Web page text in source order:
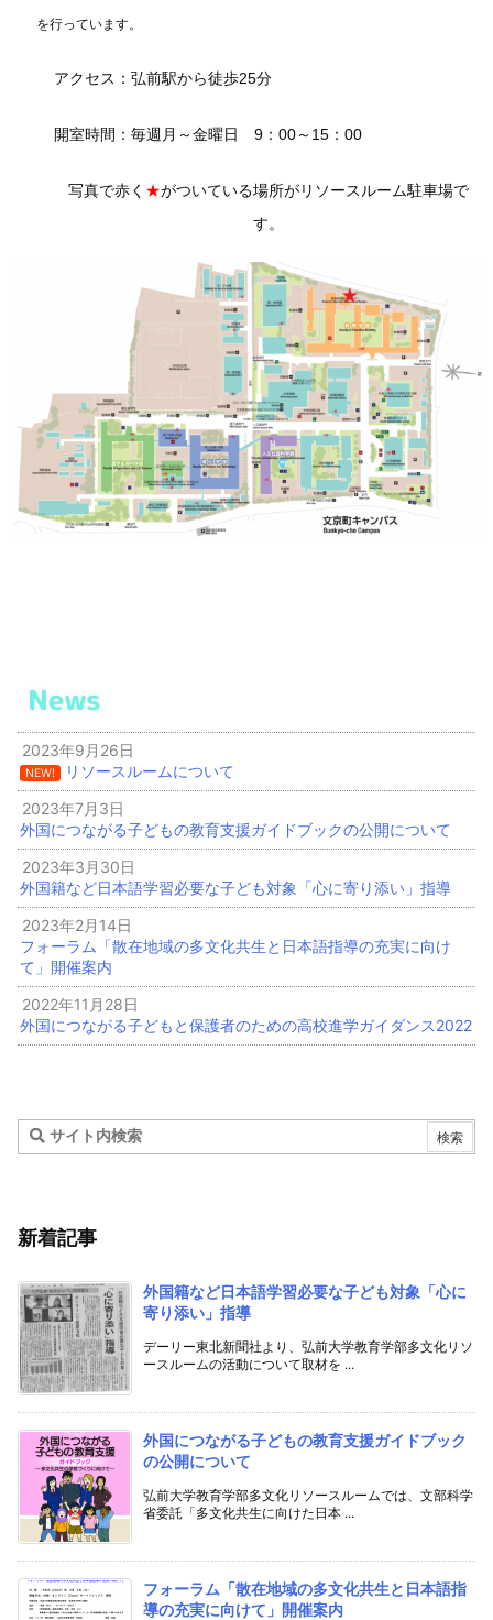
を行っています。
アクセス：弘前駅から徒歩25分
開室時間：毎週月～金曜日 9：00～15：00
写真で赤く ★がついている場所がリソースルーム駐車場で
す。
2023年9月26日
NEW!
リソースルームについて
2023年7月3日
外国につながる子どもの教育支援ガイドブックの公開について
2023年3月30日
外国籍など日本語学習必要な子ども対象「心に寄り添い」指導
2023年2月14日
フォーラム「散在地域の多文化共生と日本語指導の充実に向け
て」開催案内
2022年11月28日
外国につながる子どもと保護者のための高校進学ガイダンス2022
新着記事
外国籍など日本語学習必要な子ども対象「心に
寄り添い」指導
デーリー東北新聞社より、弘前大学教育学部多文化リソ
ースルームの活動について取材を ...
外国につながる子どもの教育支援ガイドブック
の公開について
弘前大学教育学部多文化リソースルームでは、文部科学
省委託「多文化共生に向けた日本 ...
フォーラム「散在地域の多文化共生と日本語指
導の充実に向けて」開催案内